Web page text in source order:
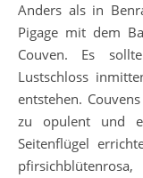
Anders als in
Pigage mit dem
Couven. Es
Lustschloss
entstehen.
zu opulent und
Seitenflügel